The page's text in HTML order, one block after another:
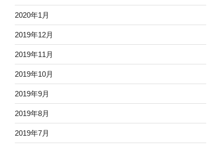
2020年1月
2019年12月
2019年11月
2019年10月
2019年9月
2019年8月
2019年7月